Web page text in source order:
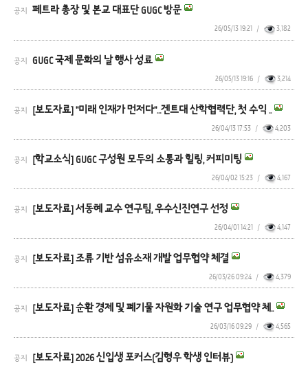
공지 페트라 총장 및 본교 대표단 GUGC 방문
26/05/13 19:21 / 3,182
공지 GUGC 국제 문화의 날 행사 성료
26/05/13 19:16 / 3,214
공지 [보도자료] "미래 인재가 먼저다"…겐트대 산학협력단, 첫 수익 ..
26/04/13 17:53 / 4,203
공지 [학교소식] GUGC 구성원 모두의 소통과 힐링, 커피미팅
26/04/02 15:23 / 4,167
공지 [보도자료] 서동혜 교수 연구팀, 우수신진연구 선정
26/04/01 14:21 / 4,147
공지 [보도자료] 조류 기반 섬유소재 개발 업무협약 체결
26/03/26 09:24 / 4,379
공지 [보도자료] 순환 경제 및 폐기물 자원화 기술 연구 업무협약 체..
26/03/16 09:29 / 4,565
공지 [보도자료] 2026 신입생 포커스(김형우 학생 인터뷰)